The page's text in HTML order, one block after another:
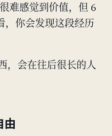
难感觉到价值，但 6
，你会发现这段经历
，会在往后很长的人
由